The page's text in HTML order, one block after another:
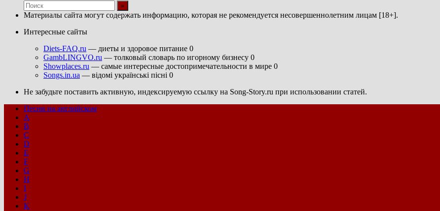
Материалы сайта могут содержать информацию, которая не рекомендуется несовершеннолетним лицам [18+].
Интересные сайты
Diets-FAQ.ru — диеты и здоровое питание 0
GambLINGVO.ru — толковый словарь по игорному бизнесу 0
Showplaces.ru — самые интересные достопримечательности в мире 0
Songs.in.ua — відомі українські пісні 0
Не забудьте поставить активную, индексируемую ссылку на Song-Story.ru при использовании статей.
Песни на английском
A
B
C
D
E
F
G
H
I
J
K